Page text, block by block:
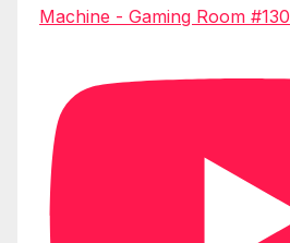
Machine - Gaming Room #130